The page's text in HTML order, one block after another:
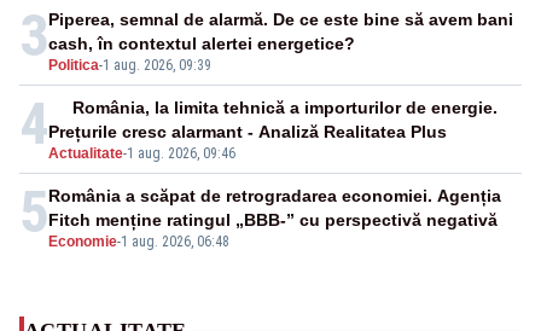
3 Politica-1 aug. 2026, 09:39
Piperea, semnal de alarmă. De ce este bine să avem bani
cash, în contextul alertei energetice?
4Actualitate-1 aug. 2026, 09:46
România, la limita tehnică a importurilor de energie.
Prețurile cresc alarmant - Analiză Realitatea Plus
5 Economie-1 aug. 2026, 06:48
România a scăpat de retrogradarea economiei. Agenția
Fitch menține ratingul „BBB-” cu perspectivă negativă